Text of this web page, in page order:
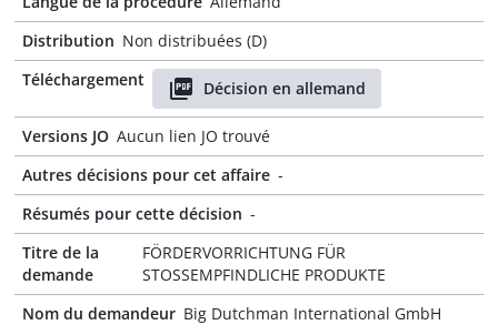
Distribution Non distribuées (D)
Téléchargement
Décision en allemand
Versions JO Aucun lien JO trouvé
Autres décisions pour cet affaire -
Résumés pour cette décision -
Titre de la
demande
FÖRDERVORRICHTUNG FÜR
STOSSEMPFINDLICHE PRODUKTE
Nom du demandeur Big Dutchman International GmbH